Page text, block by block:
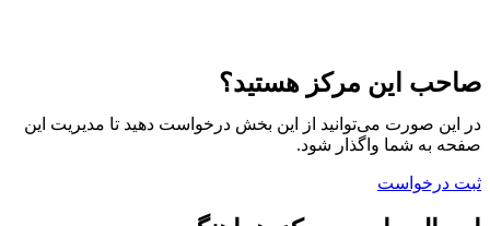
صاحب این مرکز هستید؟
در این صورت می‌توانید از این بخش درخواست دهید تا مدیریت این
صفحه به شما واگذار شود.
ثبت درخواست